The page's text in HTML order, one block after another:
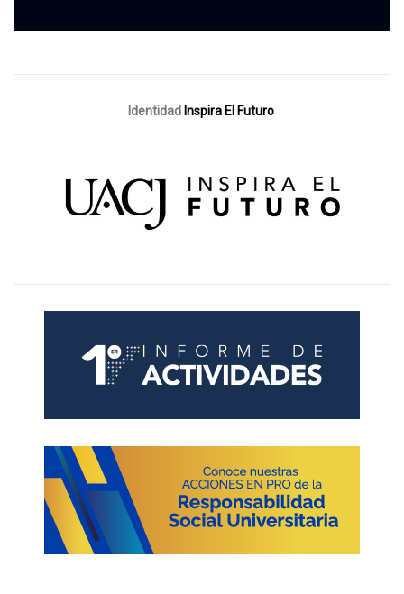
Identidad Inspira El Futuro